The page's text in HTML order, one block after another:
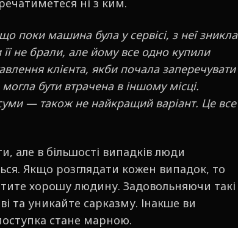
ні з ким.
поки машина була у сервісі, з неї зникла
її не брали, але йому все одно купили
клієнта, якби почала заперечувати
бути втрачена в іншому місці.
— також не найкращий варіант. Це все
але в більшості випадків люди
Якщо розглядати кожен випадок, то
хорошу людину. Задовольняючи такі
та уникайте сарказму. Інакше ви
стане марною.